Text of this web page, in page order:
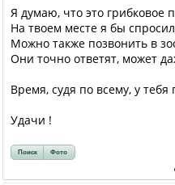
Я думаю, что это грибковое
На твоем месте я бы
Можно также позвонить в
Они точно ответят, может
Время, судя по всему, у тебя
Удачи !
Поиск Фото